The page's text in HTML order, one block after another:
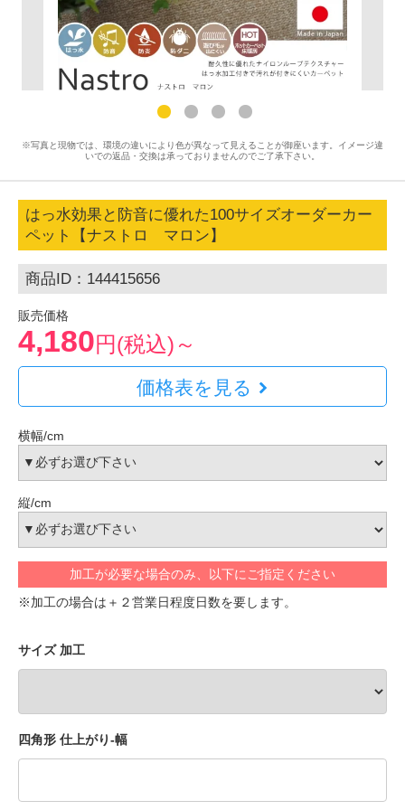
※写真と現物では、環境の違いにより色が異なって見えることが御座います。イメージ違
いでの返品・交換は承っておりませんのでご了承下さい。
はっ水効果と防音に優れた100サイズオーダーカー
ペット【ナストロ マロン】
商品ID：144415656
販売価格
4,180円(税込)～
価格表を見る
横幅/cm
縦/cm
加工が必要な場合のみ、以下にご指定ください
※加工の場合は＋２営業日程度日数を要します。
サイズ 加工
四角形 仕上がり-幅